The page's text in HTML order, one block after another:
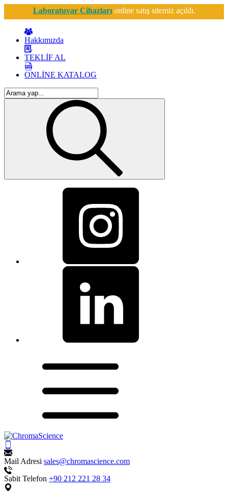
Laboratuvar Cihazlarıonline satış sitemiz açıldı.
Hakkımızda
TEKLİF AL
ONLİNE KATALOG
Mail Adresi sales@chromascience.com
Sabit Telefon +90 212 221 28 34